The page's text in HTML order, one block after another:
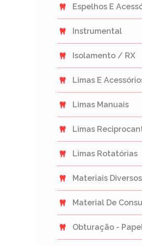
Espelhos E
Instrumental
Isolamento / RX
Limas E
Limas Manuais
Limas
Limas Rotatórias
Materiais Diversos
Material De
Obturação -